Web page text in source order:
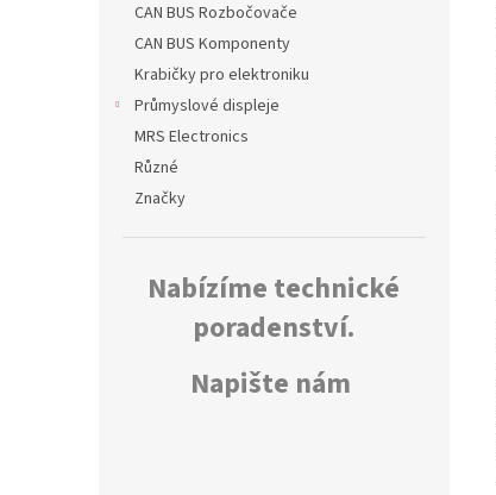
CAN BUS Rozbočovače
CAN BUS Komponenty
Krabičky pro elektroniku
Průmyslové displeje
MRS Electronics
Různé
Značky
Nabízíme technické
poradenství.
Napište nám